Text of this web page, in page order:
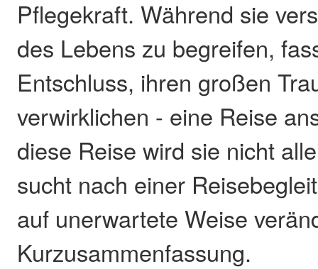
Pflegekraft. Während sie
des Lebens zu begreifen,
Entschluss, ihren großen
verwirklichen - eine Reise
diese Reise wird sie nicht
sucht nach einer
auf unerwartete Weise
Kurzusammenfassung.